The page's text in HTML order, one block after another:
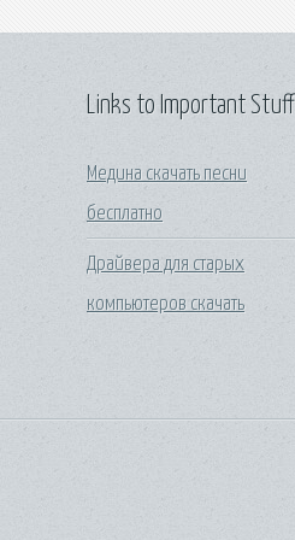
Links to Important Stuff
Медина скачать песни
бесплатно
Драйвера для старых
компьютеров скачать